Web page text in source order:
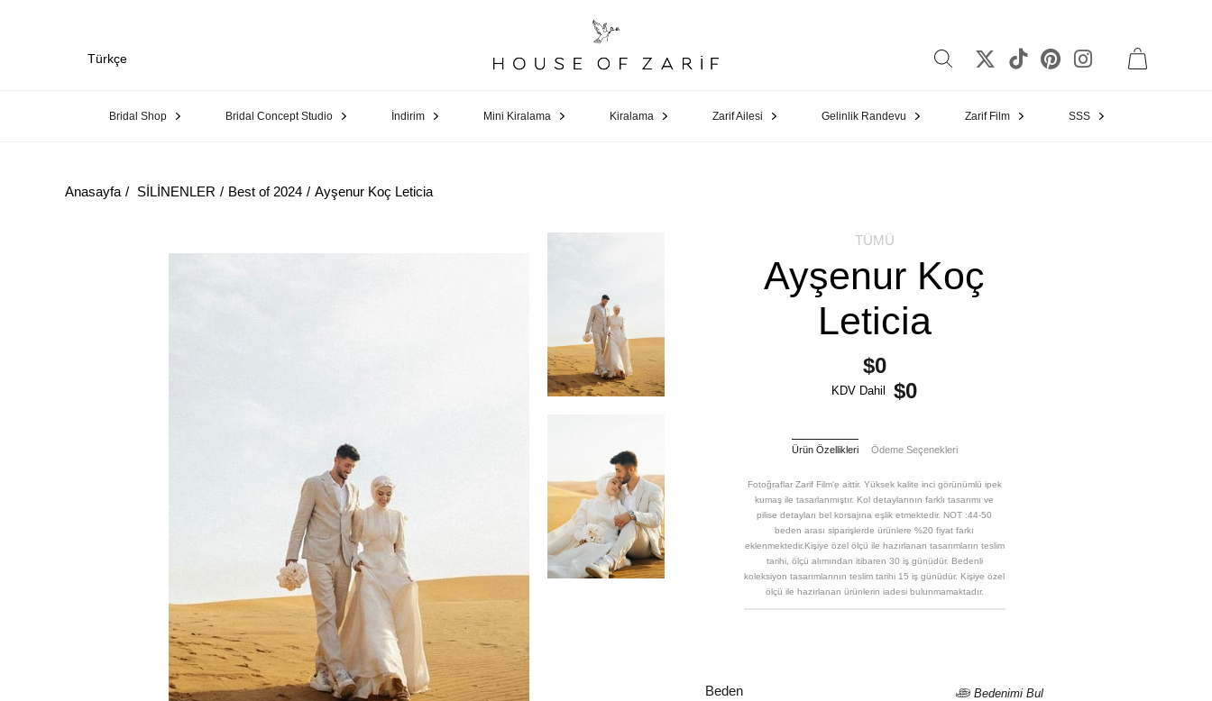
Türkçe
Bridal Shop Bridal Concept Studio İndirim Mini Kiralama Kiralama Zarif Ailesi Gelinlik Randevu Zarif Film SSS
Anasayfa SİLİNENLER Best of 2024 Ayşenur Koç Leticia
TÜMÜ
Ayşenur Koç
Leticia
$0
KDV Dahil $0
Ürün Özellikleri Ödeme Seçenekleri
Fotoğraflar Zarif Film'e aittir. Yüksek kalite inci görünümlü ipek
kumaş ile tasarlanmıştır. Kol detaylarının farklı tasarımı ve
pilise detayları bel korsajına eşlik etmektedir. NOT :44-50
beden arası siparişlerde ürünlere %20 fiyat farkı
eklenmektedir.Kişiye özel ölçü ile hazırlanan tasarımların teslim
tarihi, ölçü alımından itibaren 30 iş günüdür. Bedenli
koleksiyon tasarımlarının teslim tarihi 15 iş günüdür. Kişiye özel
ölçü ile hazırlanan ürünlerin iadesi bulunmamaktadır.
Bedenimi Bul
Beden